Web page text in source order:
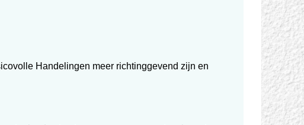
Handelingen meer richtinggevend zijn en